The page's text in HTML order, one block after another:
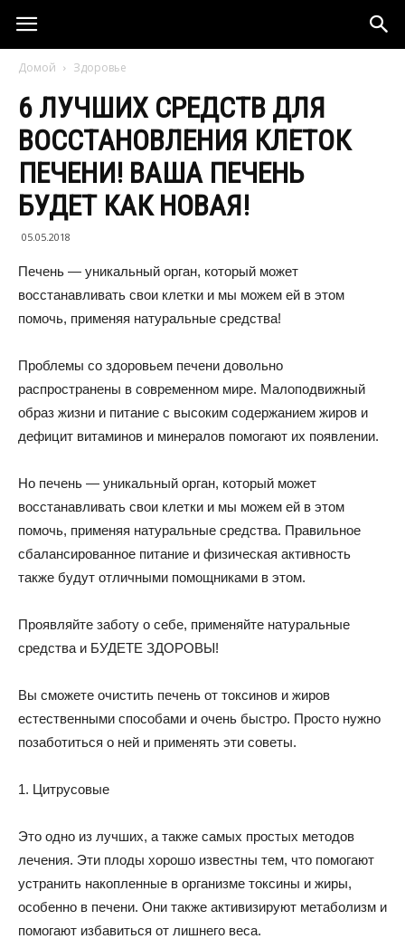
Домой Здоровье
6 ЛУЧШИХ СРЕДСТВ ДЛЯ
ВОССТАНОВЛЕНИЯ КЛЕТОК
ПЕЧЕНИ! ВАША ПЕЧЕНЬ
БУДЕТ КАК НОВАЯ!
05.05.2018
Печень — уникальный орган, который может
восстанавливать свои клетки и мы можем ей в этом
помочь, применяя натуральные средства!
Проблемы со здоровьем печени довольно
распространены в современном мире. Малоподвижный
образ жизни и питание с высоким содержанием жиров и
дефицит витаминов и минералов помогают их появлении.
Но печень — уникальный орган, который может
восстанавливать свои клетки и мы можем ей в этом
помочь, применяя натуральные средства. Правильное
сбалансированное питание и физическая активность
также будут отличными помощниками в этом.
Проявляйте заботу о себе, применяйте натуральные
средства и БУДЕТЕ ЗДОРОВЫ!
Вы сможете очистить печень от токсинов и жиров
естественными способами и очень быстро. Просто нужно
позаботиться о ней и применять эти советы.
1. Цитрусовые
Это одно из лучших, а также самых простых методов
лечения. Эти плоды хорошо известны тем, что помогают
устранить накопленные в организме токсины и жиры,
особенно в печени. Они также активизируют метаболизм и
помогают избавиться от лишнего веса.